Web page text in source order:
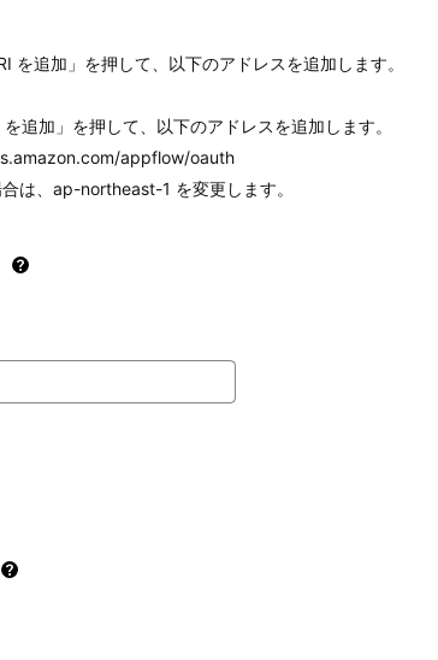
を追加」を押して、以下のアドレスを追加します。
追加」を押して、以下のアドレスを追加します。
appflow/oauth
は、ap-northeast-1 を変更します。